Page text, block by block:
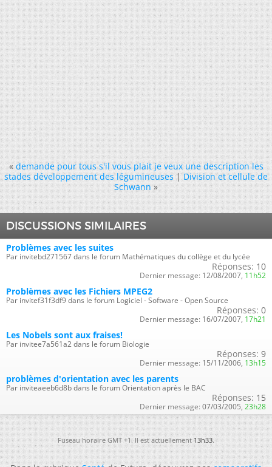
« demande pour tous s'il vous plait je veux une description les
stades développement des légumineuses|Division et cellule de
Schwann »
DISCUSSIONS SIMILAIRES
Problèmes avec les suites
Par invitebd271567 dans le forum Mathématiques du collège et du lycée
Réponses: 10
Dernier message: 12/08/2007, 11h52
Problèmes avec les Fichiers MPEG2
Par invitef31f3df9 dans le forum Logiciel - Software - Open Source
Réponses: 0
Dernier message: 16/07/2007, 17h21
Les Nobels sont aux fraises!
Par invitee7a561a2 dans le forum Biologie
Réponses: 9
Dernier message: 15/11/2006, 13h15
problèmes d'orientation avec les parents
Par inviteaeeb6d8b dans le forum Orientation après le BAC
Réponses: 15
Dernier message: 07/03/2005, 23h28
Fuseau horaire GMT +1. Il est actuellement13h33.